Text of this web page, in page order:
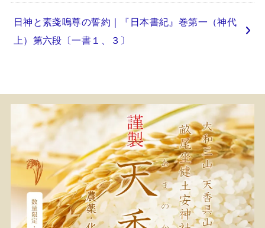
日神と素戔嗚尊の誓約｜『日本書紀』巻第一（神代
上）第六段〔一書１、３〕